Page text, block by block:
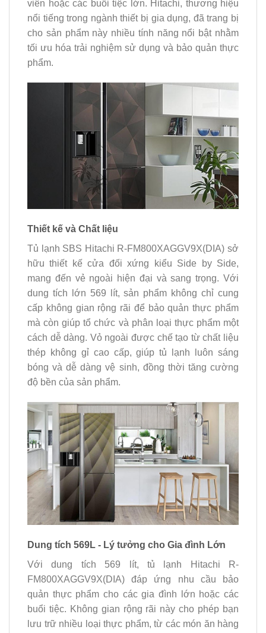
viên hoặc các buổi tiệc lớn. Hitachi, thương hiệu
nổi tiếng trong ngành thiết bị gia dụng, đã trang bị
cho sản phẩm này nhiều tính năng nổi bật nhằm
tối ưu hóa trải nghiệm sử dụng và bảo quản thực
phẩm.
Thiết kế và Chất liệu
Tủ lạnh SBS Hitachi R-FM800XAGGV9X(DIA) sở
hữu thiết kế cửa đối xứng kiểu Side by Side,
mang đến vẻ ngoài hiện đại và sang trọng. Với
dung tích lớn 569 lít, sản phẩm không chỉ cung
cấp không gian rộng rãi để bảo quản thực phẩm
mà còn giúp tổ chức và phân loại thực phẩm một
cách dễ dàng. Vỏ ngoài được chế tạo từ chất liệu
thép không gỉ cao cấp, giúp tủ lạnh luôn sáng
bóng và dễ dàng vệ sinh, đồng thời tăng cường
độ bền của sản phẩm.
Dung tích 569L - Lý tưởng cho Gia đình Lớn
Với dung tích 569 lít, tủ lạnh Hitachi R-
FM800XAGGV9X(DIA) đáp ứng nhu cầu bảo
quản thực phẩm cho các gia đình lớn hoặc các
buổi tiệc. Không gian rộng rãi này cho phép bạn
lưu trữ nhiều loại thực phẩm, từ các món ăn hàng